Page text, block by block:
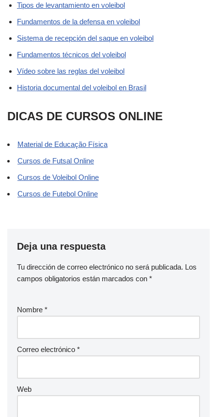
Tipos de levantamiento en voleibol
Fundamentos de la defensa en voleibol
Sistema de recepción del saque en voleibol
Fundamentos técnicos del voleibol
Vídeo sobre las reglas del voleibol
Historia documental del voleibol en Brasil
DICAS DE CURSOS ONLINE
Material de Educação Física
Cursos de Futsal Online
Cursos de Voleibol Online
Cursos de Futebol Online
Deja una respuesta
Tu dirección de correo electrónico no será publicada. Los
campos obligatorios están marcados con *
Nombre *
Correo electrónico *
Web